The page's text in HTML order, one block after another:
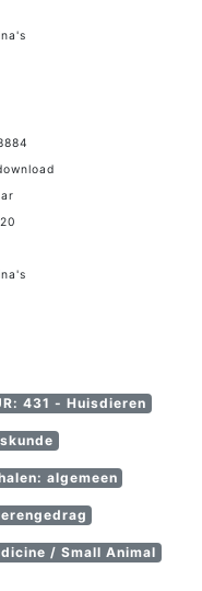
431 - Huisdieren
algemeen
/ Small Animal